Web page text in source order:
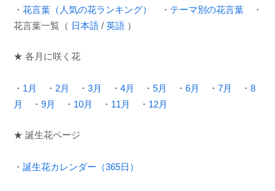
・ 花言葉（人気の花ランキング） ・ テーマ別の花言葉 ・
花言葉一覧（ 日本語 / 英語 ）
★ 各月に咲く花
・ 1月 ・ 2月 ・ 3月 ・ 4月 ・ 5月 ・ 6月 ・ 7月 ・ 8
月
・ 9月 ・ 10月 ・ 11月 ・ 12月
★ 誕生花ページ
・ 誕生花カレンダー（365日）